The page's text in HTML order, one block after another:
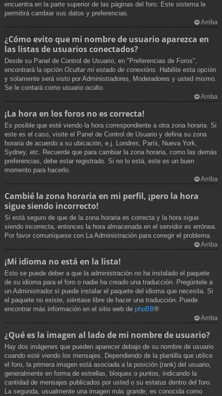
encuentra en la parte superior de las páginas del foro. Este sistema le
permitirá cambiar sus datos y preferencias.
Arriba
¿Cómo evito que mi nombre de usuario aparezca en
las listas de usuarios conectados?
Desde su Panel de Control de Usuario, en "Preferencias de Foros",
encontrará la opción Ocultar mi estado de conexións. Habilite esta opción
y solamente será visto por Administradores, Moderadores y usted mismo.
Se le contará como usuario oculto.
Arriba
¡La hora en los foros no es correcta!
Es posible que esté viendo la hora correspondiente a otra zona horaria. Si
este es el caso, visite el Panel de Control de Usuario y defina su zona
horaria de acuerdo a su ubicación, e.j. Londres, París, Nueva York,
Sydney, etc. Recuerde que para cambiar la zona horaria, como las demás
preferencias, debe estar registrado. Si no lo está, este es un buen
momento para hacerlo.
Arriba
Cambié la zona horaria en mi perfil, ¡pero la hora
sigue siendo incorrecto!
Si está seguro de que de la zona horaria es correcta y la hora sigue
siendo incorrecta, entonces la hora almacenada en el servidor es errónea.
Por favor comuníquese con La Administración para corregir el problema.
Arriba
¡Mi idioma no está en la lista!
Esto se puede deber a que la administración no ha instalado el paquete
de su idioma para el foro o nadie ha creado una traducción. Pregúntele a
un Administrador si puede instalar el paquete del idioma que necesita. Si
el paquete no existe, siéntase libre de hacer una traducción. Puede
encontrar más información en el sitio web de phpBB®
Arriba
¿Qué es la imagen al lado de mi nombre de usuario?
Hay dos imágenes que pueden aparecer debajo de su nombre de usuario
cuando esté viendo los mensajes. Dependiendo de la plantilla que utilice
el foro, la primera imagen está asociada a la posición (rank) del usuario,
generalmente en forma de estrellas, bloques o puntos, indicando la
cantidad de mensajes publicados por usted o su estatus dentro del foro.
La segunda, usualmente una imagen más grande, es conocida como